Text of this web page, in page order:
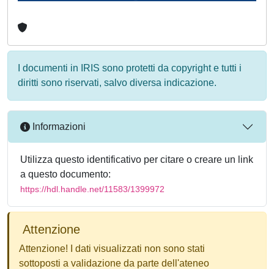
I documenti in IRIS sono protetti da copyright e tutti i
diritti sono riservati, salvo diversa indicazione.
Informazioni
Utilizza questo identificativo per citare o creare un link
a questo documento:
https://hdl.handle.net/11583/1399972
Attenzione
Attenzione! I dati visualizzati non sono stati
sottoposti a validazione da parte dell'ateneo